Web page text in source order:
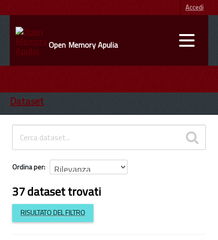
Accedi
Open Memory Apulia
ENTI
INFORMAZIONI
Dataset
Ordina per
37 dataset trovati
RISULTATO DEL FILTRO